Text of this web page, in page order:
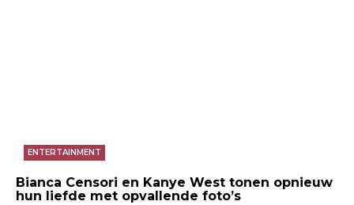
ENTERTAINMENT
Bianca Censori en Kanye West tonen opnieuw
hun liefde met opvallende foto’s